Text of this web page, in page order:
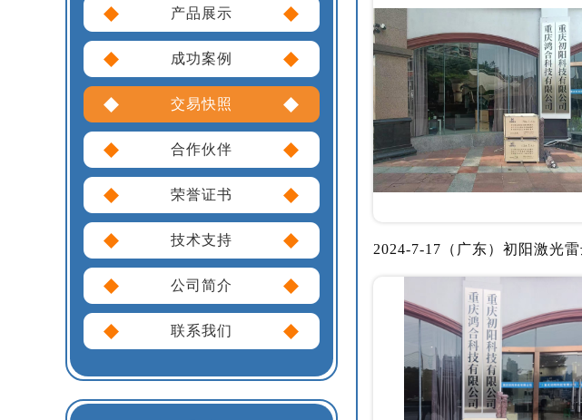
产品展示
成功案例
交易快照
合作伙伴
荣誉证书
技术支持
公司简介
联系我们